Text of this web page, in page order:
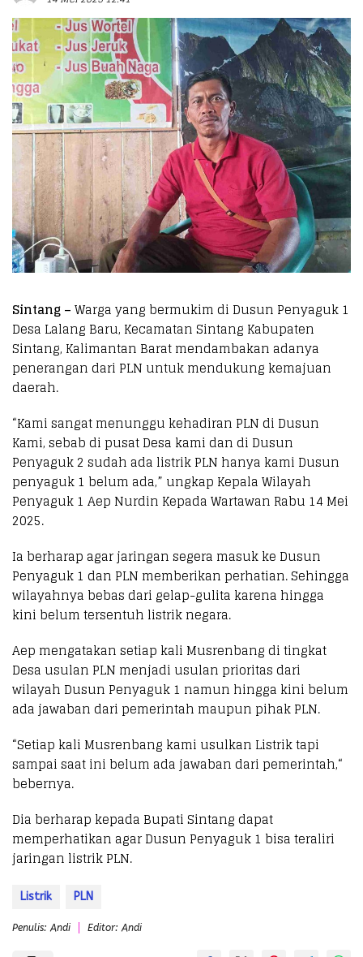
Sintang –Warga yang bermukim di Dusun Penyaguk 1
Desa Lalang Baru, Kecamatan Sintang Kabupaten
Sintang, Kalimantan Barat mendambakan adanya
penerangan dari PLN untuk mendukung kemajuan
daerah.
“Kami sangat menunggu kehadiran PLN di Dusun
Kami, sebab di pusat Desa kami dan di Dusun
Penyaguk 2 sudah ada listrik PLN hanya kami Dusun
penyaguk 1 belum ada,” ungkap Kepala Wilayah
Penyaguk 1 Aep Nurdin Kepada Wartawan Rabu 14 Mei
2025.
Ia berharap agar jaringan segera masuk ke Dusun
Penyaguk 1 dan PLN memberikan perhatian. Sehingga
wilayahnya bebas dari gelap-gulita karena hingga
kini belum tersentuh listrik negara.
Aep mengatakan setiap kali Musrenbang di tingkat
Desa usulan PLN menjadi usulan prioritas dari
wilayah Dusun Penyaguk 1 namun hingga kini belum
ada jawaban dari pemerintah maupun pihak PLN.
“Setiap kali Musrenbang kami usulkan Listrik tapi
sampai saat ini belum ada jawaban dari pemerintah,“
bebernya.
Dia berharap kepada Bupati Sintang dapat
memperhatikan agar Dusun Penyaguk 1 bisa teraliri
jaringan listrik PLN.
Listrik PLN
Penulis: Andi Editor: Andi